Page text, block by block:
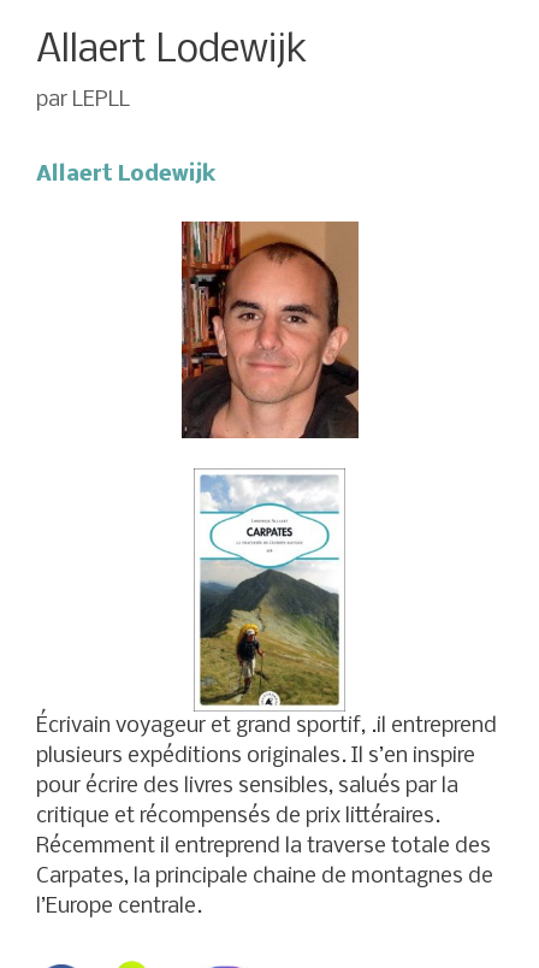
Allaert Lodewijk
par LEPLL
Allaert Lodewijk
Écrivain voyageur et grand sportif, .il entreprend
plusieurs expéditions originales. Il s’en inspire
pour écrire des livres sensibles, salués par la
critique et récompensés de prix littéraires.
Récemment il entreprend la traverse totale des
Carpates, la principale chaine de montagnes de
l’Europe centrale.